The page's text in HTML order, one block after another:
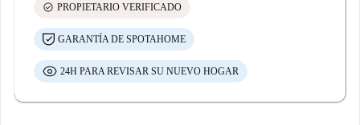
check_circle PROPIETARIO VERIFICADO
GARANTÍA DE SPOTAHOME
24H PARA REVISAR SU NUEVO HOGAR